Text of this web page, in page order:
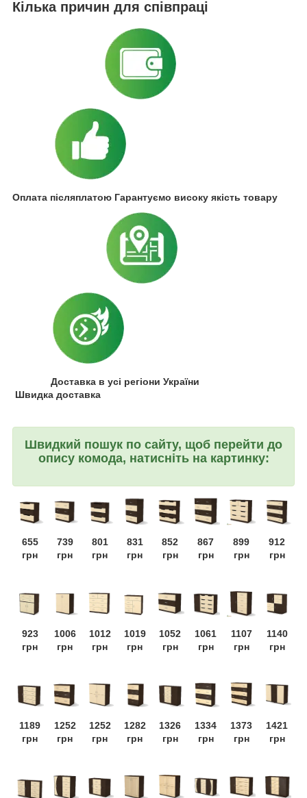
Кілька причин для співпраці
Оплата післяплатою Гарантуємо високу якість товару
Доставка в усі регіони України
Швидка доставка
Швидкий пошук по сайту, щоб перейти до
опису комода, натисніть на картинку:
655
грн
739
грн
801
грн
831
грн
852
грн
867
грн
899
грн
912
грн
923
грн
1006
грн
1012
грн
1019
грн
1052
грн
1061
грн
1107
грн
1140
грн
1189
грн
1252
грн
1252
грн
1282
грн
1326
грн
1334
грн
1373
грн
1421
грн